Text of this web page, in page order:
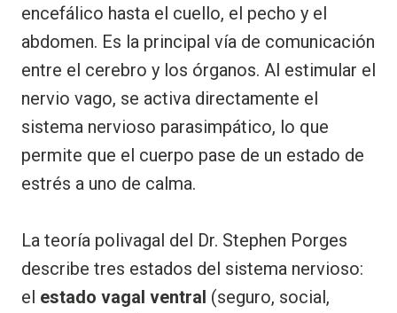
encefálico hasta el cuello, el pecho y el
abdomen. Es la principal vía de comunicación
entre el cerebro y los órganos. Al estimular el
nervio vago, se activa directamente el
sistema nervioso parasimpático, lo que
permite que el cuerpo pase de un estado de
estrés a uno de calma.
La teoría polivagal del Dr. Stephen Porges
describe tres estados del sistema nervioso:
el estado vagal ventral (seguro, social,